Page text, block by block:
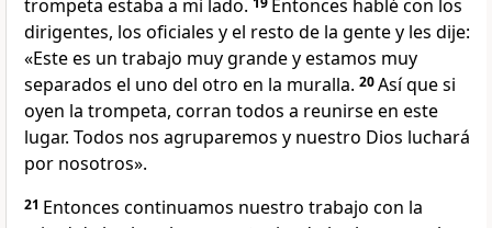
trompeta estaba a mi lado.
Entonces hablé con los
dirigentes, los oficiales y el resto de la gente y les dije:
«Este es un trabajo muy grande y estamos muy
separados el uno del otro en la muralla. 20Así que si
oyen la trompeta, corran todos a reunirse en este
lugar. Todos nos agruparemos y nuestro Dios luchará
por nosotros».
21 Entonces continuamos nuestro trabajo con la